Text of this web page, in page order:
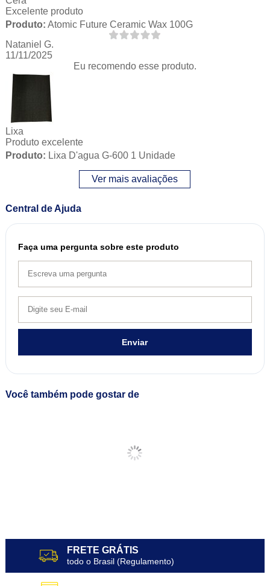
Excelente produto
Produto: Atomic Future Ceramic Wax 100G
Nataniel G.
11/11/2025
Eu recomendo esse produto.
Lixa
Produto excelente
Produto: Lixa D'agua G-600 1 Unidade
Ver mais avaliações
Central de Ajuda
Faça uma pergunta sobre este produto
Enviar
Você também pode gostar de
FRETE GRÁTIS
todo o Brasil (Regulamento)